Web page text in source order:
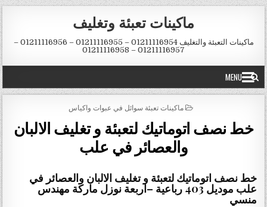
Skip to content
ماكينات تعبئة وتغليف
ماكينات التعبئة والتغليف 01211116954 – 01211116955 – 01211116956 –
01211116957 – 01211116958
MENU
POSTED IN
ماكينات تعبئة سوائل في عبوات واكياس
خط نصف اتوماتيك لتعبئة و تغليف الالبان
والعصائر في علب
خط نصف اتوماتيك لتعبئة و تغليف الالبان والعصائر في
علب موديل 403 رباعية –اربعة نوزل ماركة مهندس
منسي